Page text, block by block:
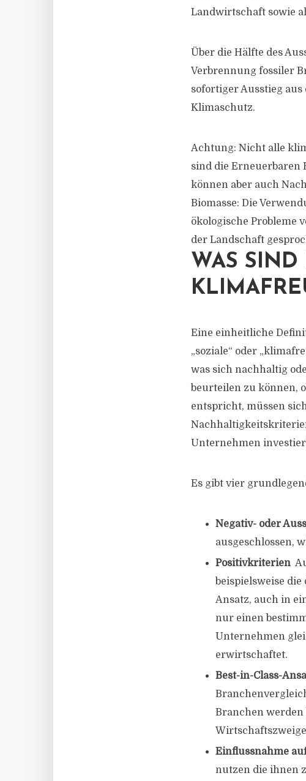
Landwirtschaft sowie
Über die Hälfte des
Verbrennung fossiler
sofortiger Ausstieg
Klimaschutz.
Achtung: Nicht alle
sind die Erneuerbaren
können aber auch
Biomasse: Die
ökologische Probleme
der Landschaft
WAS
Eine einheitliche
„soziale“ oder
was sich nachhaltig
beurteilen zu können,
entspricht, müssen
Unternehmen
Es gibt vier
Negativ- oder
ausgeschlossen,
Positivkriterien 
beispielsweise
Ansatz, auch in
nur einen
Unternehmen
erwirtschaftet.
Best-in-Class-
Branchen
Einflussnahme
nutzen die ihnen